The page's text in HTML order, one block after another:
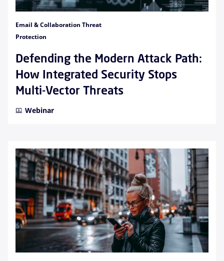
Email & Collaboration Threat
Protection
Defending the Modern Attack Path:
How Integrated Security Stops
Multi-Vector Threats
Webinar